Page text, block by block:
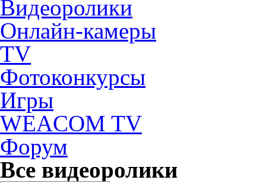
Видеоролики
Онлайн-камеры
TV
Фотоконкурсы
Игры
WEACOM TV
Форум
Все видеоролики